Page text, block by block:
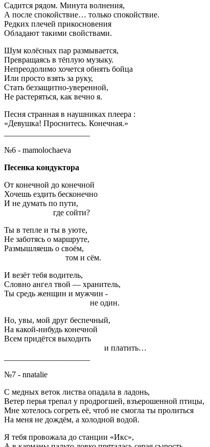
Садится рядом. Минута волнения,
А после спокойствие… только спокойствие.
Редких плечей прикосновения
Обладают такими свойствами.
Шум колёсных пар размывается,
Превращаясь в тёплую музыку.
Непреодолимо хочется обнять бойца
Или просто взять за руку,
Стать беззащитно-уверенной,
Не растеряться, как вечно я.
Песня странная в наушниках плеера :
«Девушка! Проснитесь. Конечная.»
№6 - mamolochaeva
Песенка кондуктора
От конечной до конечной
Хочешь ездить бесконечно
И не думать по пути,
где сойти?
Ты в тепле и ты в уюте,
Не заботясь о маршруте,
Размышляешь о своём,
том и сём.
И везёт тебя водитель,
Словно ангел твой — хранитель,
Ты средь женщин и мужчин -
не один.
Но, увы, мой друг беспечный,
На какой-нибудь конечной
Всем придётся выходить
и платить…
№7 - nnatalie
С медных веток листва опадала в ладонь,
Ветер перья трепал у продрогшей, взъерошенной птицы,
Мне хотелось согреть её, чтоб не смогла ты пролиться
На меня не дождём, а холодной водой.
Я тебя провожала до станции «Икс»,